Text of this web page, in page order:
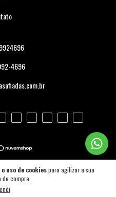
uso de cookiespara agilizar a sua
compra.
4696
- 2026. Todos os direitos